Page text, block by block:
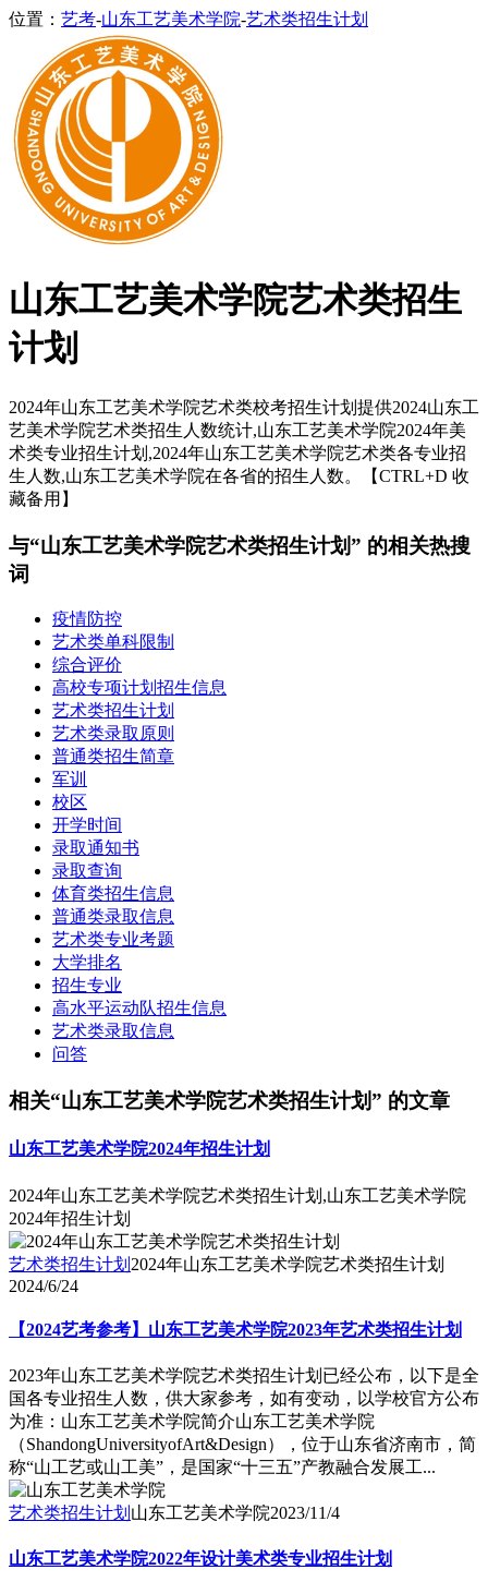
位置： 艺考-山东工艺美术学院-艺术类招生计划
山东工艺美术学院艺术类招生
计划
2024年山东工艺美术学院艺术类校考招生计划提供2024山东工
艺美术学院艺术类招生人数统计,山东工艺美术学院2024年美
术类专业招生计划,2024年山东工艺美术学院艺术类各专业招
生人数,山东工艺美术学院在各省的招生人数。【CTRL+D 收
藏备用】
与“山东工艺美术学院艺术类招生计划” 的相关热搜
词
疫情防控
艺术类单科限制
综合评价
高校专项计划招生信息
艺术类招生计划
艺术类录取原则
普通类招生简章
军训
校区
开学时间
录取通知书
录取查询
体育类招生信息
普通类录取信息
艺术类专业考题
大学排名
招生专业
高水平运动队招生信息
艺术类录取信息
问答
相关“山东工艺美术学院艺术类招生计划” 的文章
山东工艺美术学院2024年招生计划
2024年山东工艺美术学院艺术类招生计划,山东工艺美术学院
2024年招生计划
艺术类招生计划 2024年山东工艺美术学院艺术类招生计划
2024/6/24
【2024艺考参考】山东工艺美术学院2023年艺术类招生计划
2023年山东工艺美术学院艺术类招生计划已经公布，以下是全
国各专业招生人数，供大家参考，如有变动，以学校官方公布
为准：山东工艺美术学院简介山东工艺美术学院
（ShandongUniversityofArt&Design），位于山东省济南市，简
称“山工艺或山工美”，是国家“十三五”产教融合发展工...
艺术类招生计划 山东工艺美术学院2023/11/4
山东工艺美术学院2022年设计美术类专业招生计划